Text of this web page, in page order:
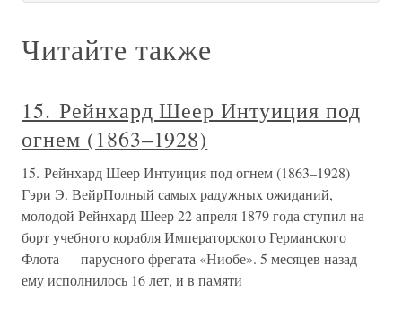
Читайте также
15. Рейнхард Шеер Интуиция под
огнем (1863–1928)
15. Рейнхард Шеер Интуиция под огнем (1863–1928)
Гэри Э. ВейрПолный самых радужных ожиданий,
молодой Рейнхард Шеер 22 апреля 1879 года ступил на
борт учебного корабля Императорского Германского
Флота — парусного фрегата «Ниобе». 5 месяцев назад
ему исполнилось 16 лет, и в памяти